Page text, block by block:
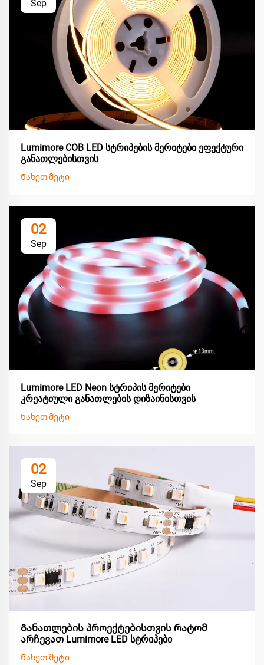
Sep
Lumimore COB LED სტრიპების მერიტები ეფექტური
განათლებისთვის
Ნახეთ მეტი
02
Sep
Lumimore LED Neon სტრიპის მერიტები
კრეატიული განათლების დიზაინისთვის
Ნახეთ მეტი
02
Sep
Განათლების პროექტებისთვის რატომ
არჩევათ Lumimore LED სტრიპები
Ნახეთ მეტი